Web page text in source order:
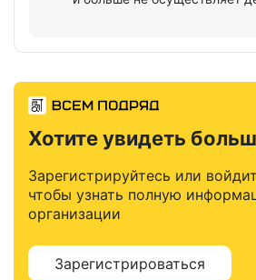
Хотите увидеть
Зарегистрируйтесь или
чтобы узнать полную
организации
Зарегистрироваться